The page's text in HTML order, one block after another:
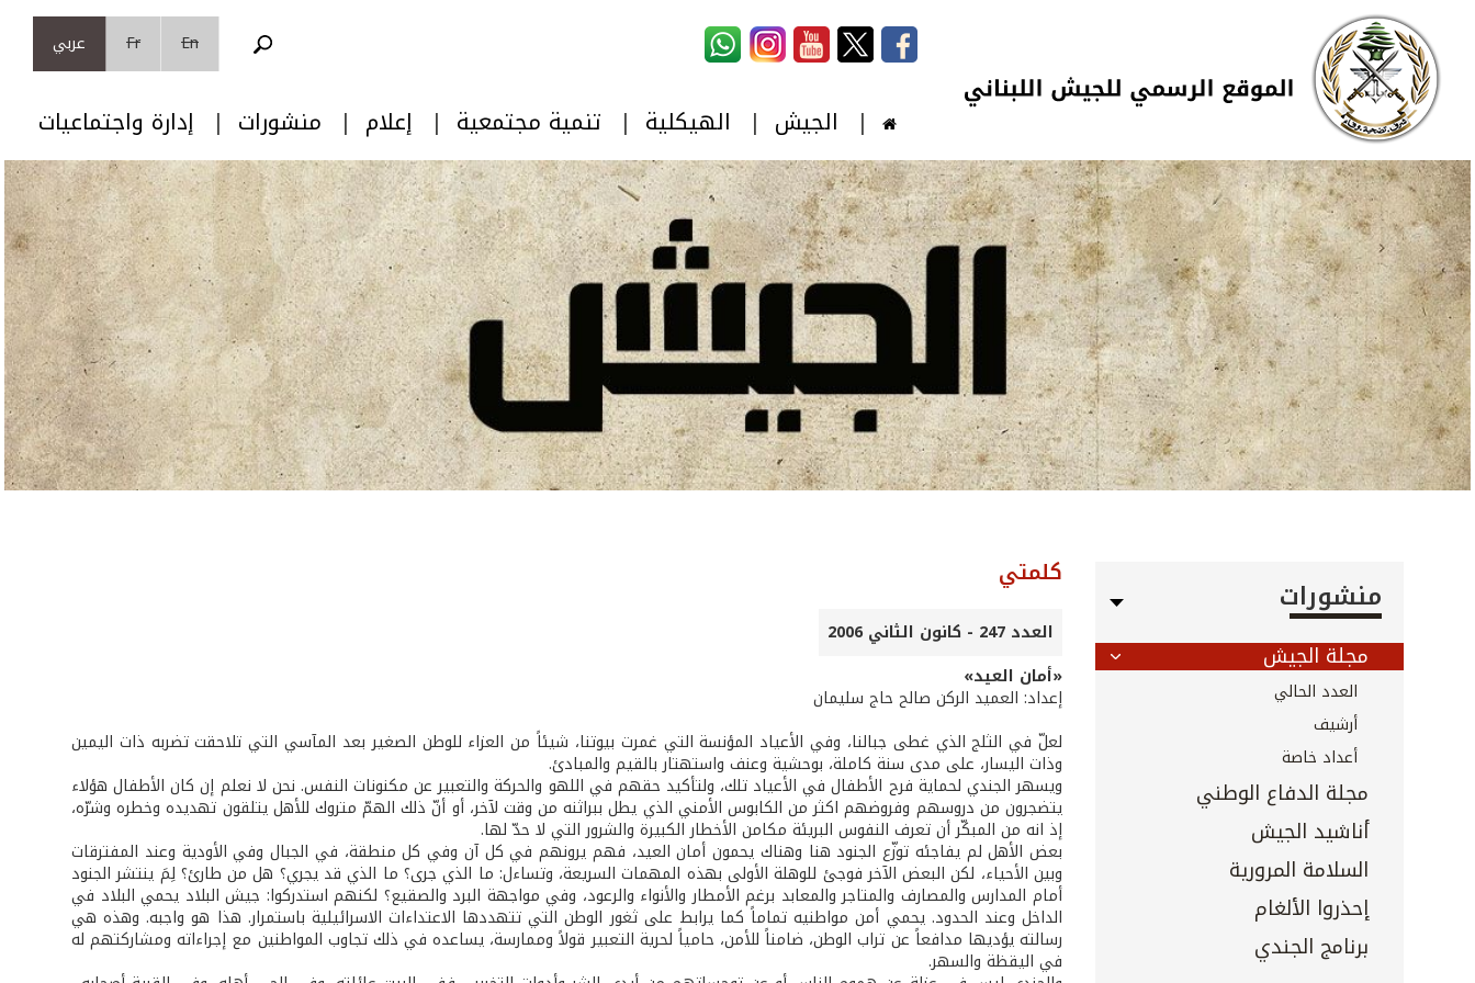
تجاوز إلى المحتوى الرئيسي
Skip to navigation
En
Fr عربي
الجيش الهيكلية تنمية مجتمعية إعلام منشورات إدارة واجتماعيات
منشورات
مجلة الجيش
العدد الحالي
أرشيف
أعداد خاصة
مجلة الدفاع الوطني
أناشيد الجيش
السلامة المرورية
إحذروا الألغام
برنامج الجندي
كلمتي
العدد 247 - كانون الثاني 2006
«أمان العيد»
إعداد: العميد الركن صالح حاج سليمان
لعلّ في الثلج الذي غطى جبالنا، وفي الأعياد المؤنسة التي غمرت بيوتنا، شيئاً من العزاء للوطن الصغير بعد المآسي التي تلاحقت تضربه ذات اليمين
وذات اليسار، على مدى سنة كاملة، بوحشية وعنف واستهتار بالقيم والمبادئ.
ويسهر الجندي لحماية فرح الأطفال في الأعياد تلك، ولتأكيد حقهم في اللهو والحركة والتعبير عن مكنونات النفس. نحن لا نعلم إن كان الأطفال هؤلاء
يتضجرون من دروسهم وفروضهم اكثر من الكابوس الأمني الذي يطل ببراثنه من وقت لآخر، أو أنّ ذلك الهمّ متروك للأهل يتلقون تهديده وخطره وشرّه،
إذ انه من المبكّر أن تعرف النفوس البريئة مكامن الأخطار الكبيرة والشرور التي لا حدّ لها.
بعض الأهل لم يفاجئه توزّع الجنود هنا وهناك يحمون أمان العيد، فهم يرونهم في كل آن وفي كل منطقة، في الجبال وفي الأودية وعند المفترقات
وبين الأحياء، لكن البعض الآخر فوجئ للوهلة الأولى بهذه المهمات السريعة، وتساءل: ما الذي جرى؟ ما الذي قد يجري؟ هل من طارئ؟ لِمَ ينتشر الجنود
أمام المدارس والمصارف والمتاجر والمعابد برغم الأمطار والأنواء والرعود، وفي مواجهة البرد والصقيع؟ لكنهم استدركوا: جيش البلاد يحمي البلاد في
الداخل وعند الحدود. يحمي أمن مواطنيه تماماً كما يرابط على ثغور الوطن التي تتهددها الاعتداءات الاسرائيلية باستمرار. هذا هو واجبه. وهذه هي
رسالته يؤديها مدافعاً عن تراب الوطن، ضامناً للأمن، حامياً لحرية التعبير قولاً وممارسة، يساعده في ذلك تجاوب المواطنين مع إجراءاته ومشاركتهم له
في اليقظة والسهر.